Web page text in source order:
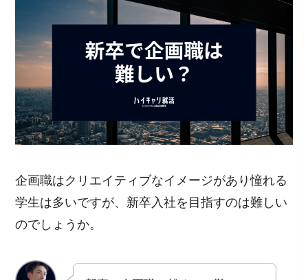
企画職はクリエイティブなイメージがあり憧れる
学生は多いですが、新卒入社を目指すのは難しい
のでしょうか。